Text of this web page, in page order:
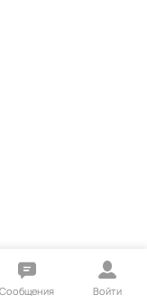
Сообщения Войти